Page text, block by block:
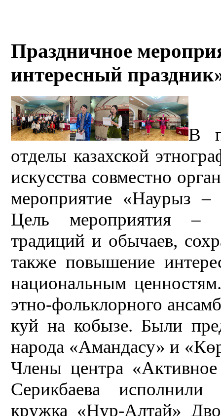
Праздничное
интересный
В
отделы казахской
искусства совместно
мероприятие «Наурыз –
Цель мероприятия –
традиций и обычаев,
также повышение
национальным
этно-фольклорного
куй на кобызе. Были
народа «Амандасу» и
Члены центра
Серикбаева
кружка «Нур-Алтай»